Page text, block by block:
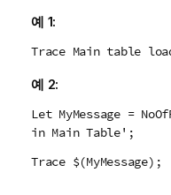
예 1:
Trace Main table
예 2:
Let MyMessage =
in Main Table';
Trace $(MyMessage);